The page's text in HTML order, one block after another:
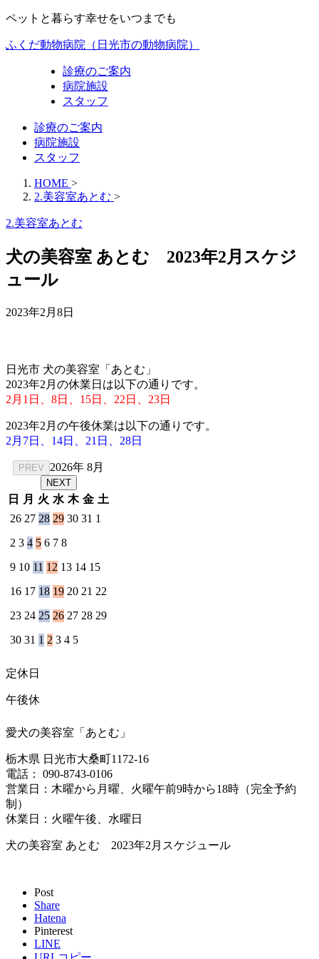
ペットと暮らす幸せをいつまでも
ふくだ動物病院（日光市の動物病院）
診療のご案内
病院施設
スタッフ
診療のご案内
病院施設
スタッフ
HOME >
2.美容室あとむ >
2.美容室あとむ
犬の美容室 あとむ 2023年2月スケジ
ュール
2023年2月8日
日光市 犬の美容室「あとむ」
2023年2月の休業日は以下の通りです。
2月1日、8日、15日、22日、23日
2023年2月の午後休業は以下の通りです。
2月7日、14日、21日、28日
PREV 2026年 8月
NEXT
日 月 火 水 木 金 土
26 27 28 29 30 31 1
2 3 4 5 6 7 8
9 10 11 12 13 14 15
16 17 18 19 20 21 22
23 24 25 26 27 28 29
30 31 1 2 3 4 5
定休日
午後休
愛犬の美容室「あとむ」
栃木県 日光市大桑町1172-16
電話： 090-8743-0106
営業日：木曜から月曜、火曜午前9時から18時（完全予約
制）
休業日：火曜午後、水曜日
犬の美容室 あとむ 2023年2月スケジュール
Post
Share
Hatena
Pinterest
LINE